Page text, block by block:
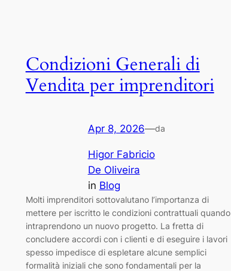
Condizioni Generali di
Vendita per imprenditori
Apr 8, 2026—da
Higor Fabricio
De Oliveira
in Blog
Molti imprenditori sottovalutano l’importanza di
mettere per iscritto le condizioni contrattuali quando
intraprendono un nuovo progetto. La fretta di
concludere accordi con i clienti e di eseguire i lavori
spesso impedisce di espletare alcune semplici
formalità iniziali che sono fondamentali per la